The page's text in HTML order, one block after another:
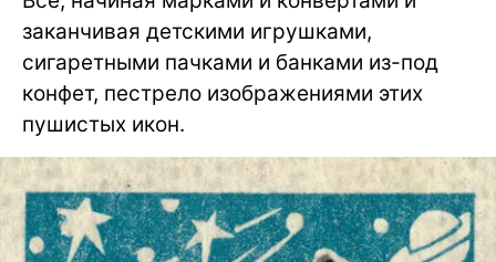
заканчивая детскими игрушками,
сигаретными пачками и банками из-под
конфет, пестрело изображениями этих
пушистых икон.